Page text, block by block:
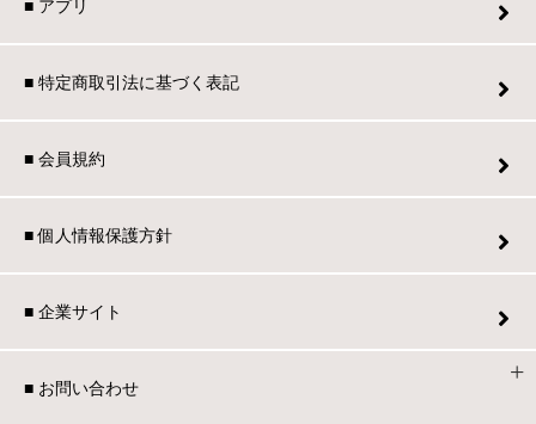
■ アプリ
■ 特定商取引法に基づく表記
■ 会員規約
■ 個人情報保護方針
■ 企業サイト
■ お問い合わせ